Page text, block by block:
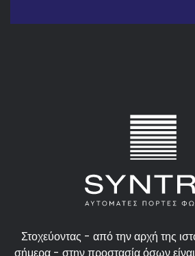
Στοχεύοντας - από την αρχή της